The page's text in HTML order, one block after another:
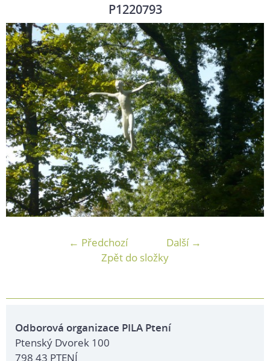
P1220793
← Předchozí
Další →
Zpět do složky
Odborová organizace PILA Ptení
Ptenský Dvorek 100
798 43 PTENÍ